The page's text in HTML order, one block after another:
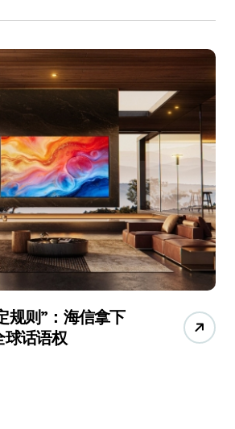
规则”：海信拿下
球话语权